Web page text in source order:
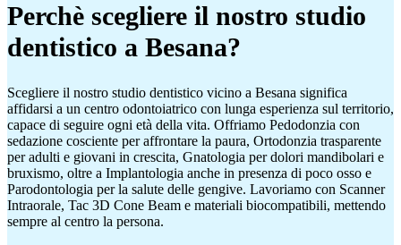
Perchè scegliere il nostro studio
dentistico a Besana?
Scegliere il nostro studio dentistico vicino a Besana significa
affidarsi a un centro odontoiatrico con lunga esperienza sul territorio,
capace di seguire ogni età della vita. Offriamo Pedodonzia con
sedazione cosciente per affrontare la paura, Ortodonzia trasparente
per adulti e giovani in crescita, Gnatologia per dolori mandibolari e
bruxismo, oltre a Implantologia anche in presenza di poco osso e
Parodontologia per la salute delle gengive. Lavoriamo con Scanner
Intraorale, Tac 3D Cone Beam e materiali biocompatibili, mettendo
sempre al centro la persona.